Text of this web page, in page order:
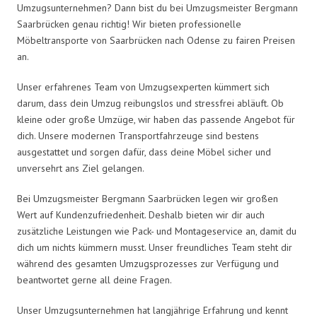
Umzugsunternehmen? Dann bist du bei Umzugsmeister Bergmann
Saarbrücken genau richtig! Wir bieten professionelle
Möbeltransporte von Saarbrücken nach Odense zu fairen Preisen
an.
Unser erfahrenes Team von Umzugsexperten kümmert sich
darum, dass dein Umzug reibungslos und stressfrei abläuft. Ob
kleine oder große Umzüge, wir haben das passende Angebot für
dich. Unsere modernen Transportfahrzeuge sind bestens
ausgestattet und sorgen dafür, dass deine Möbel sicher und
unversehrt ans Ziel gelangen.
Bei Umzugsmeister Bergmann Saarbrücken legen wir großen
Wert auf Kundenzufriedenheit. Deshalb bieten wir dir auch
zusätzliche Leistungen wie Pack- und Montageservice an, damit du
dich um nichts kümmern musst. Unser freundliches Team steht dir
während des gesamten Umzugsprozesses zur Verfügung und
beantwortet gerne all deine Fragen.
Unser Umzugsunternehmen hat langjährige Erfahrung und kennt